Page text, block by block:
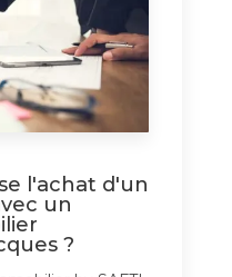
l'achat d'un
un
?